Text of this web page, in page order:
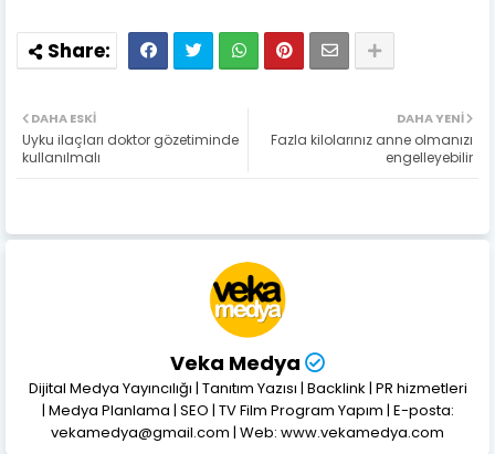
DAHA YENI
Fazla kilolarınız anne olmanızı
engelleyebilir
DAHA ESKI
Uyku ilaçları doktor gözetiminde
kullanılmalı
Veka Medya
Dijital Medya Yayıncılığı | Tanıtım Yazısı | Backlink | PR hizmetleri
| Medya Planlama | SEO | TV Film Program Yapım | E-posta:
vekamedya@gmail.com | Web: www.vekamedya.com